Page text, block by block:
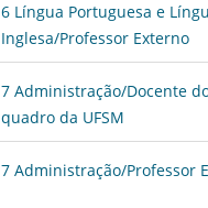
6 Língua Portuguesa e
Inglesa/Professor Externo
7 Administração/Docente
quadro da UFSM
7 Administração/Professor